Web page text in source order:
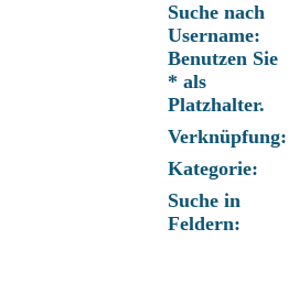
Suche nach
Username:
Benutzen Sie
* als
Platzhalter.
Verknüpfung:
Kategorie:
Suche in
Feldern: